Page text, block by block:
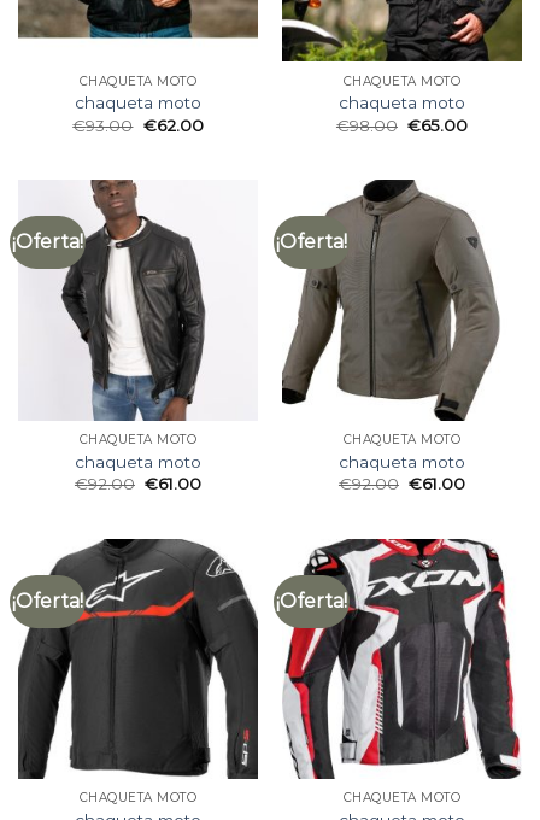
CHAQUETA MOTO
chaqueta moto
€93.00 €62.00
CHAQUETA MOTO
chaqueta moto
€98.00 €65.00
¡Oferta!
CHAQUETA MOTO
chaqueta moto
€92.00 €61.00
¡Oferta!
CHAQUETA MOTO
chaqueta moto
€92.00 €61.00
¡Oferta!
CHAQUETA MOTO
¡Oferta!
CHAQUETA MOTO